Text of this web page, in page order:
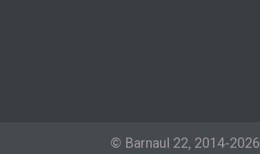
© Barnaul 22, 2014-2026